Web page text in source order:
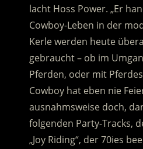
lacht Hoss Power. „Er
Cowboy-Leben in der
Kerle werden heute
gebraucht – ob im
Pferden, oder mit
Cowboy hat eben nie
ausnahmsweise doch,
folgenden Party-Tracks,
„Joy Riding“, der 70ies